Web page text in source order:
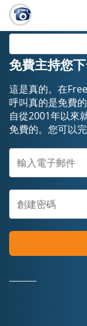
免費主持您
這是真的。在
呼叫真的是免費
自從2001年以來
免費的。您可以